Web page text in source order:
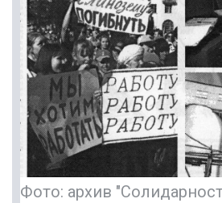
Фото: архив